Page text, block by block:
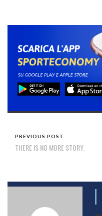
PREVIOUS POST
THERE IS NO MORE STORY.